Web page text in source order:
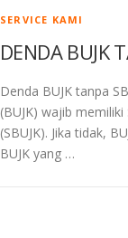
SERVICE KAMI
DENDA BUJK
Denda BUJK tanpa
(BUJK) wajib
(SBUJK). Jika tidak,
BUJK yang …